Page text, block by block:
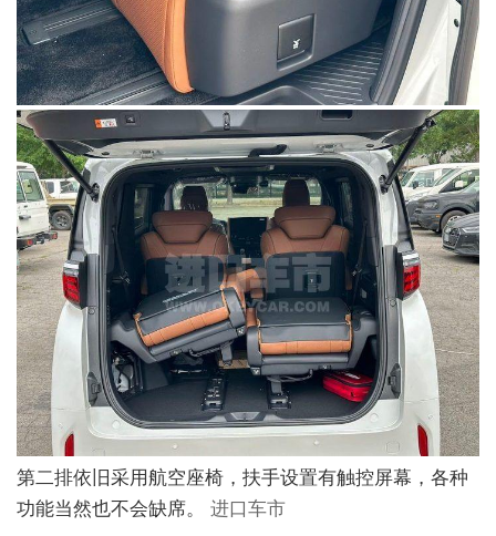
第二排依旧采用航空座椅，扶手设置有触控屏幕，各种
功能当然也不会缺席。 进口车市